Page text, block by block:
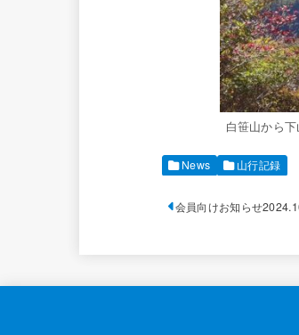
白笹山から
News 山行記録
会員向けお知らせ